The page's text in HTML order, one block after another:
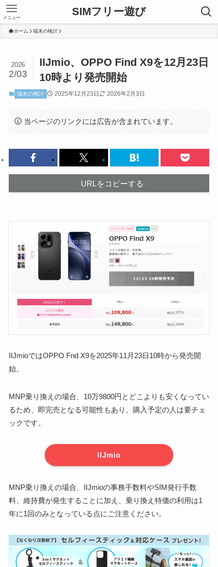
SIMフリー遊び
メニュー
ホーム 端末の検討
IIJmio、OPPO Find X9を12月23日
10時より発売開始
2026
2/03
端末の検討 2025年12月23日 2026年2月3日
当ページのリンクには広告が含まれています。
URLをコピーする
IIJmioではOPPO Fnd X9を2025年11月23日10時から発売開
始。
MNP乗り換えの場合、10万9800円とどこよりも安くなってい
るため、即完売となる可能性もあり、購入予定の人は要チェ
ックです。
IIJmio
MNP乗り換えの場合、IIJmioの事務手数料やSIM発行手数
料、維持費が発生することに加え、乗り換え特価の利用は1
年に1回のみとなっている点にご注意ください。